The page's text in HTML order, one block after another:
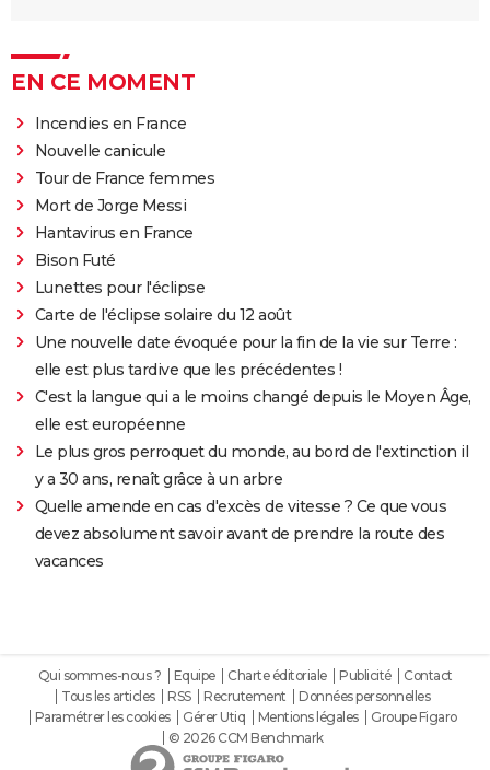
EN CE MOMENT
Incendies en France
Nouvelle canicule
Tour de France femmes
Mort de Jorge Messi
Hantavirus en France
Bison Futé
Lunettes pour l'éclipse
Carte de l'éclipse solaire du 12 août
Une nouvelle date évoquée pour la fin de la vie sur Terre :
elle est plus tardive que les précédentes !
C'est la langue qui a le moins changé depuis le Moyen Âge,
elle est européenne
Le plus gros perroquet du monde, au bord de l'extinction il
y a 30 ans, renaît grâce à un arbre
Quelle amende en cas d'excès de vitesse ? Ce que vous
devez absolument savoir avant de prendre la route des
vacances
Qui sommes-nous ? Equipe Charte éditoriale Publicité
Contact
Tous les articles
RSS Recrutement
Données personnelles
Paramétrer les cookies
Gérer Utiq Mentions légales
Groupe Figaro
© 2026 CCM Benchmark